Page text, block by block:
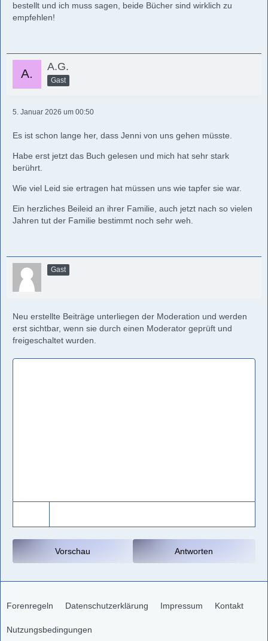
bestellt und ich muss sagen, beide Bücher sind wirklich zu
empfehlen!
A.G.
Gast
5. Januar 2026 um 00:50
Es ist schon lange her, dass Jenni von uns gehen müsste.
Habe erst jetzt das Buch gelesen und mich hat sehr stark
berührt.
Wie viel Leid sie ertragen hat müssen uns wie tapfer sie war.
Ein herzliches Beileid an ihrer Familie, auch jetzt nach so vielen
Jahren tut der Familie bestimmt noch sehr weh.
Gast
Neu erstellte Beiträge unterliegen der Moderation und werden
erst sichtbar, wenn sie durch einen Moderator geprüft und
freigeschaltet wurden.
Antworten
Vorschau
Forenregeln Datenschutzerklärung Impressum Kontakt
Nutzungsbedingungen